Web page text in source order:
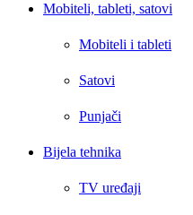
Mobiteli, tableti, satovi
Mobiteli i tableti
Satovi
Punjači
Bijela tehnika
TV uređaji